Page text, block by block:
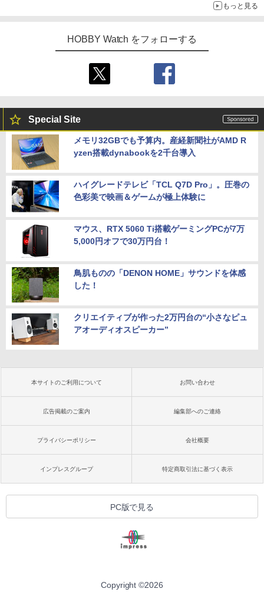
もっと見る
HOBBY Watch をフォローする
Special Site
メモリ32GBでも予算内。産経新聞社がAMD R
yzen搭載dynabookを2千台導入
ハイグレードテレビ「TCL Q7D Pro」。圧巻の
色彩美で映画＆ゲームが極上体験に
マウス、RTX 5060 Ti搭載ゲーミングPCが7万
5,000円オフで30万円台！
鳥肌ものの「DENON HOME」サウンドを体感
した！
クリエイティブが作った2万円台の“小さなピュ
アオーディオスピーカー”
本サイトのご利用について お問い合わせ
広告掲載のご案内 編集部へのご連絡
プライバシーポリシー 会社概要
インプレスグループ 特定商取引法に基づく表示
PC版で見る
Copyright ©2026